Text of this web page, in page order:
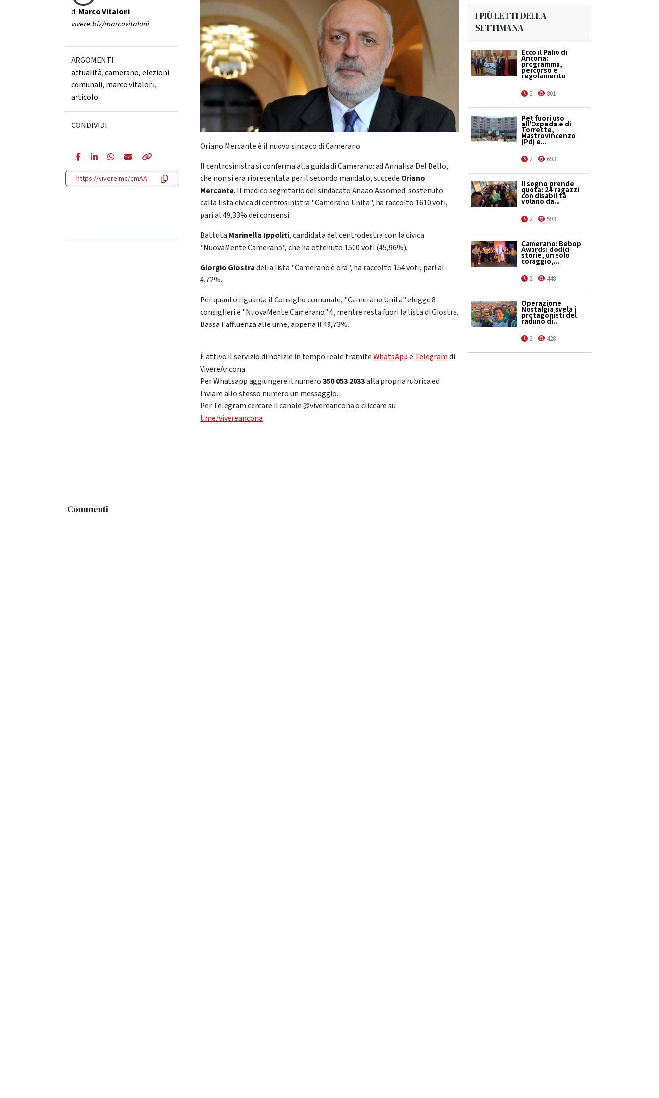
diMarco Vitaloni
vivere.biz/marcovitaloni
ARGOMENTI
attualità,camerano,elezioni
comunali, marco vitaloni,
articolo
CONDIVIDI
https://vivere.me/cmAA
Oriano Mercante è il nuovo sindaco di Camerano
Il centrosinistra si conferma alla guida di Camerano: ad Annalisa Del Bello,
che non si era ripresentata per il secondo mandato, succede Oriano
Mercante. Il medico segretario del sindacato Anaao Assomed, sostenuto
dalla lista civica di centrosinistra "Camerano Unita", ha raccolto 1610 voti,
pari al 49,33% dei consensi.
Battuta Marinella Ippoliti, candidata del centrodestra con la civica
"NuovaMente Camerano", che ha ottenuto 1500 voti (45,96%).
Giorgio Giostradella lista "Camerano è ora", ha raccolto 154 voti, pari al
4,72%.
Per quanto riguarda il Consiglio comunale, "Camerano Unita" elegge 8
consiglieri e "NuovaMente Camerano" 4, mentre resta fuori la lista di Giostra.
Bassa l'affluenza alle urne, appena il 49,73%.
È attivo il servizio di notizie in tempo reale tramiteWhatsAppe Telegramdi
VivereAncona
Per Whatsapp aggiungere il numero350 053 2033alla propria rubrica ed
inviare allo stesso numero un messaggio.
Per Telegram cercare il canale @vivereancona o cliccare su
t.me/vivereancona
I PIÙ LETTI DELLA
SETTIMANA
Ecco il Palio di
Ancona:
programma,
percorso e
regolamento
2 801
Pet fuori uso
all'Ospedale di
Torrette,
Mastrovincenzo
(Pd) e...
2 693
Il sogno prende
quota: 24 ragazzi
con disabilità
volano da...
2 593
Camerano: Bebop
Awards: dodici
storie, un solo
coraggio,...
2 448
Operazione
Nostalgia svela i
protagonisti del
raduno di...
2 428
Commenti